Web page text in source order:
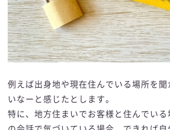
例えば出身地や現在住んでいる場所を
いなーと感じたとします。
特に、地方住まいでお客様と住んでい